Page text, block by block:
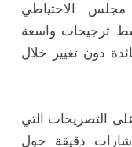
مجلس الاحتياطي
وسط ترجيحات واسعة
دون تغيير خلال
التصريحات التي
دقيقة حول